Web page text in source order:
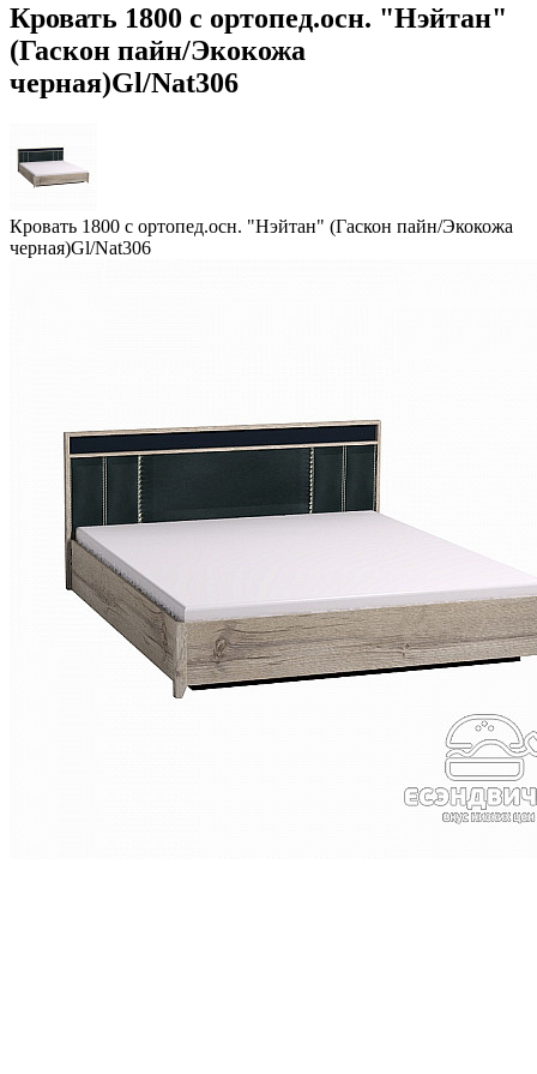
Кровать 1800 с ортопед.осн. "Нэйтан"
(Гаскон пайн/Экокожа
черная)Gl/Nat306
Кровать 1800 с ортопед.осн. "Нэйтан" (Гаскон пайн/Экокожа
черная)Gl/Nat306